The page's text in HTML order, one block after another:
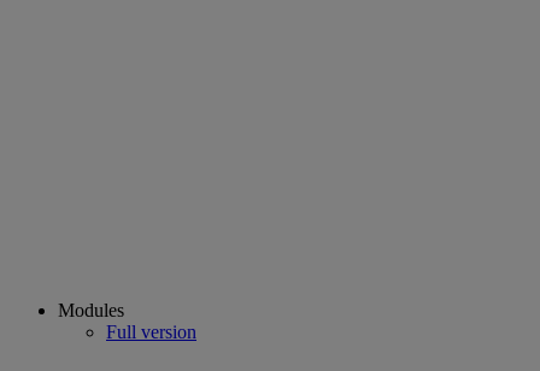
Modules
Full version